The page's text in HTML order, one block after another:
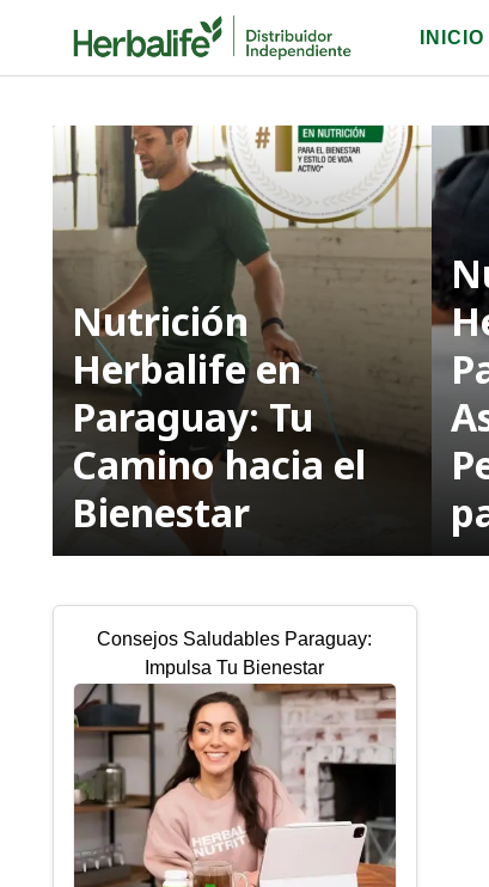
INICIO
Nutrición
Herbalife en
Paraguay: Tu
Camino hacia el
Bienestar
Consejos Saludables Paraguay:
Impulsa Tu Bienestar